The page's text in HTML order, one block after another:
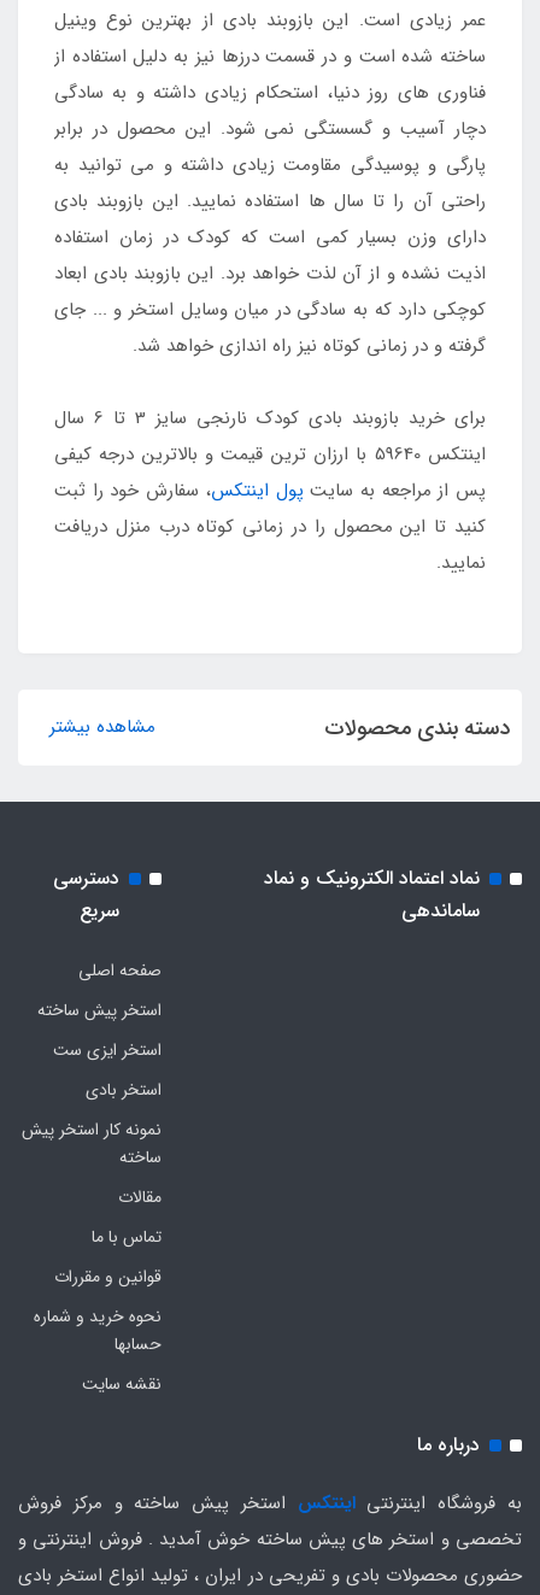
عمر زیادی است. این بازوبند بادی از بهترین نوع وینیل
ساخته شده است و در قسمت درزها نیز به دلیل استفاده از
فناوری های روز دنیا، استحکام زیادی داشته و به سادگی
دچار آسیب و گسستگی نمی شود. این محصول در برابر
پارگی و پوسیدگی مقاومت زیادی داشته و می توانید به
راحتی آن را تا سال ها استفاده نمایید. این بازوبند بادی
دارای وزن بسیار کمی است که کودک در زمان استفاده
اذیت نشده و از آن لذت خواهد برد. این بازوبند بادی ابعاد
کوچکی دارد که به سادگی در میان وسایل استخر و ... جای
گرفته و در زمانی کوتاه نیز راه اندازی خواهد شد.
برای خرید بازوبند بادی کودک نارنجی سایز 3 تا 6 سال
اینتکس 59640 با ارزان ترین قیمت و بالاترین درجه کیفی
پس از مراجعه به سایت پول اینتکس، سفارش خود را ثبت
کنید تا این محصول را در زمانی کوتاه درب منزل دریافت
نمایید.
دسته بندی محصولات مشاهده بیشتر
نماد اعتماد الکترونیک و نماد
ساماندهی
دسترسی
سریع
صفحه اصلی
استخر پیش ساخته
استخر ایزی ست
استخر بادی
نمونه کار استخر پیش
ساخته
مقالات
تماس با ما
قوانین و مقررات
نحوه خرید و شماره
حسابها
نقشه سایت
درباره ما
به فروشگاه اینترنتیاینتکس استخر پیش ساخته و مرکز فروش
تخصصی و استخر های پیش ساخته خوش آمدید . فروش اینترنتی و
حضوری محصولات بادی و تفریحی در ایران ، تولید انواع استخر بادی